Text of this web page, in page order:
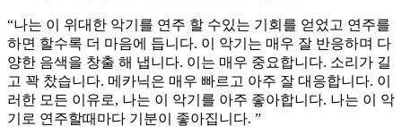
“나는 이 위대한 악기를 연주 할 수있는 기회를 얻었고 연주를
하면 할수록 더 마음에 듭니다. 이 악기는 매우 잘 반응하며 다
양한 음색을 창출 해 냅니다. 이는 매우 중요합니다. 소리가 길
고 꽉 찼습니다. 메카닉은 매우 빠르고 아주 잘 대응합니다. 이
러한 모든 이유로, 나는 이 악기를 아주 좋아합니다. 나는 이 악
기로 연주할때마다 기분이 좋아집니다. ”